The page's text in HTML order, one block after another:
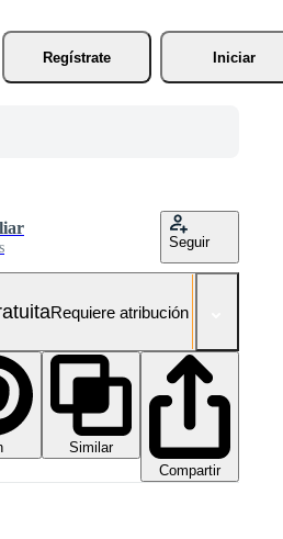
Regístrate
Iniciar
Seguir
Requiere atribución
Similar
Compartir